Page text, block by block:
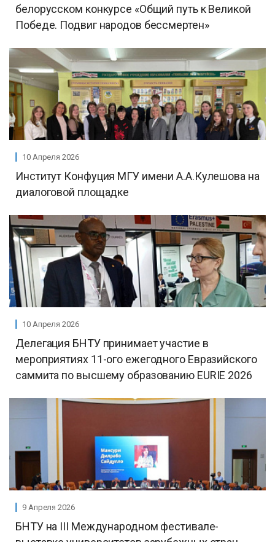
белорусском конкурсе «Общий путь к Великой
Победе. Подвиг народов бессмертен»
10 Апреля 2026
Институт Конфуция МГУ имени А.А.Кулешова на
диалоговой площадке
10 Апреля 2026
Делегация БНТУ принимает участие в
мероприятиях 11-ого ежегодного Евразийского
саммита по высшему образованию EURIE 2026
9 Апреля 2026
БНТУ на III Международном фестивале-